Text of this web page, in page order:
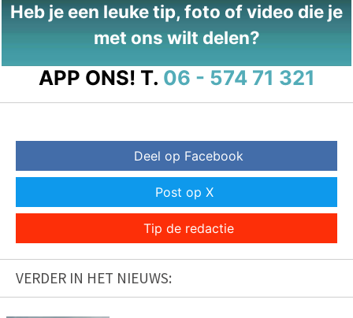
Heb je een leuke tip, foto of video die je
met ons wilt delen?
APP ONS! T. 06 - 574 71 321
Deel op Facebook
Post op X
Tip de redactie
VERDER IN HET NIEUWS: